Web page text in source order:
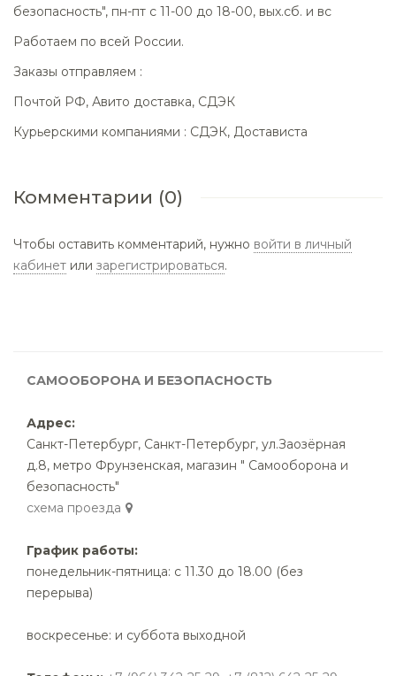
безопасность", пн-пт с 11-00 до 18-00, вых.сб. и вс
Работаем по всей России.
Заказы отправляем :
Почтой РФ, Авито доставка, СДЭК
Курьерскими компаниями : СДЭК, Достависта
Комментарии (0)
Чтобы оставить комментарий, нужно войти в личный
кабинет или зарегистрироваться.
САМООБОРОНА И БЕЗОПАСНОСТЬ
Адрес:
Санкт-Петербург, Санкт-Петербург, ул.Заозёрная
д.8, метро Фрунзенская, магазин " Самооборона и
безопасность"
cхема проезда
График работы:
понедельник-пятница: с 11.30 до 18.00 (без
перерыва)
воскресенье: и суббота выходной